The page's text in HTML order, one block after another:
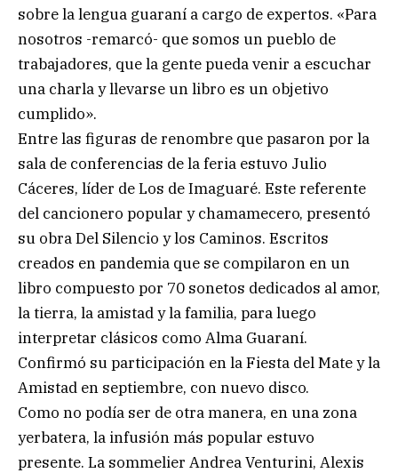
sobre la lengua guaraní a cargo de expertos. «Para
nosotros -remarcó- que somos un pueblo de
trabajadores, que la gente pueda venir a escuchar
una charla y llevarse un libro es un objetivo
cumplido».
Entre las figuras de renombre que pasaron por la
sala de conferencias de la feria estuvo Julio
Cáceres, líder de Los de Imaguaré. Este referente
del cancionero popular y chamamecero, presentó
su obra Del Silencio y los Caminos. Escritos
creados en pandemia que se compilaron en un
libro compuesto por 70 sonetos dedicados al amor,
la tierra, la amistad y la familia, para luego
interpretar clásicos como Alma Guaraní.
Confirmó su participación en la Fiesta del Mate y la
Amistad en septiembre, con nuevo disco.
Como no podía ser de otra manera, en una zona
yerbatera, la infusión más popular estuvo
presente. La sommelier Andrea Venturini, Alexis